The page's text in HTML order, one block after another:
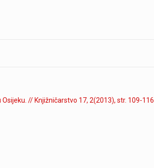
// Knjižničarstvo 17, 2(2013), str. 109-116.